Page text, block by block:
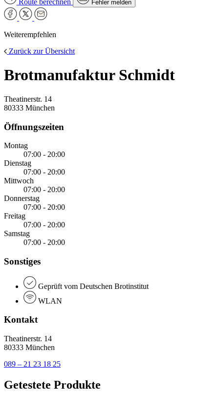
Route berechnen Fehler melden
Weiterempfehlen
Zurück zur Übersicht
Brotmanufaktur Schmidt
Theatinerstr. 14
80333 München
Öffnungszeiten
Montag
07:00 - 20:00
Dienstag
07:00 - 20:00
Mittwoch
07:00 - 20:00
Donnerstag
07:00 - 20:00
Freitag
07:00 - 20:00
Samstag
07:00 - 20:00
Sonstiges
Geprüft vom Deutschen Brotinstitut
WLAN
Kontakt
Theatinerstr. 14
80333 München
089 – 21 23 18 25
Getestete Produkte